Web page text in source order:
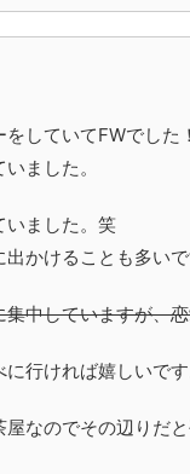
していてFWでした！
ました。
いました。笑
かけることも多いで
中していますが、
行ければ嬉しいです
なのでその辺りだ